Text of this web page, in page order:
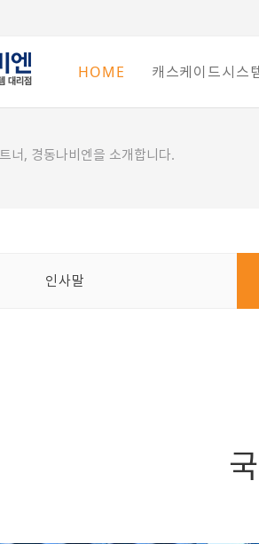
HOME 캐스케이드시스
너, 경동나비엔을 소개합니다.
인사말